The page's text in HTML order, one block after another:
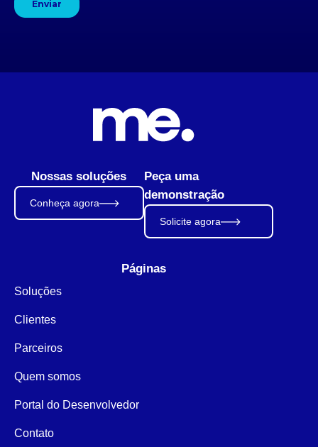
Nossas soluções
Conheça agora
Peça uma
demonstração
Solicite agora
Páginas
Soluções
Clientes
Parceiros
Quem somos
Portal do Desenvolvedor
Contato